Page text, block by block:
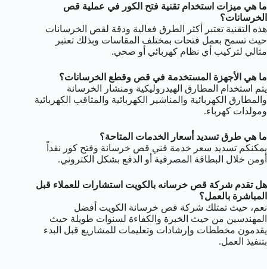
ما هي ميزات استخدام تقنية فتح الكور في عملية قص
الخرسانات؟
هذه التقنية تعتبر أكثر الطرق فعالية ودقة لقص الخرسانات
حيث تسمح بعمل فتحات بمختلف المقاسات وبذلك تعتبر
مثالي لتركيب أي نظام كهربائي أو صحي.
ما هي الأجهزة المستخدمة في قص وقطع الخرسانات؟
يتم استخدام المطارق الهيدروليكية ومنشار الخرسانة
والمطارق الكهربائية والمناشير الكهربائية والمثاقب الكهربائية
ومولدات كهرباء.
ما هي طرق تسديد أسعار الخدمات المتاحة؟
يمكنكم تسديد سعر خدمة فني قص خرسانة وفتح كور نقداً
أومن خلال البطاقة المصرفية أو الدفع بشكل الكتروني.
هل تقدم شركة قص خرسانه بالكويت استشارات للعملاء قبل
المباشرة بالعمل؟
نعم، حيث تمتلك شركة قص خرسانة الكويت أفضل
المهندسين من حيث الخبرة والكفاءة لسنوات طويلة حيث
يقدمون مخططات وإرشادات وتعليمات للمشاريع قبل البدء
بتنفيذ العمل.